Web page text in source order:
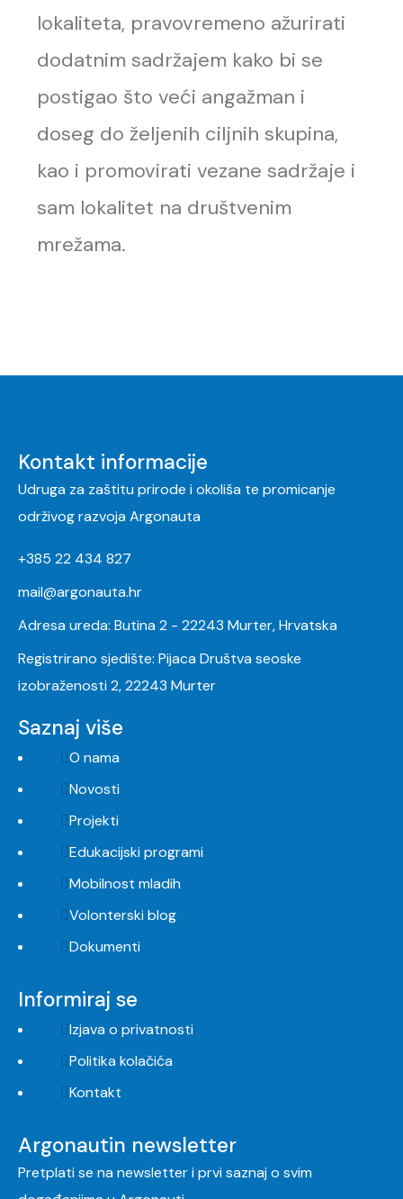
lokaliteta, pravovremeno ažurirati
dodatnim sadržajem kako bi se
postigao što veći angažman i
doseg do željenih ciljnih skupina,
kao i promovirati vezane sadržaje i
sam lokalitet na društvenim
mrežama.
Kontakt informacije
Udruga za zaštitu prirode i okoliša te promicanje
održivog razvoja Argonauta
+385 22 434 827
mail@argonauta.hr
Adresa ureda: Butina 2 - 22243 Murter, Hrvatska
Registrirano sjedište: Pijaca Društva seoske
izobraženosti 2, 22243 Murter
Saznaj više
O nama
Novosti
Projekti
Edukacijski programi
Mobilnost mladih
Volonterski blog
Dokumenti
Informiraj se
Izjava o privatnosti
Politika kolačića
Kontakt
Argonautin newsletter
Pretplati se na newsletter i prvi saznaj o svim